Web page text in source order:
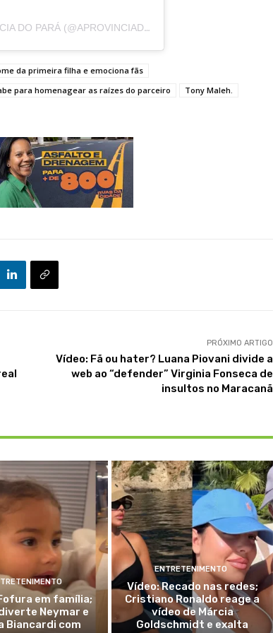
UM POST COMPARTILHADO POR A PROVÍNCIA DO PARÁ (@APROVINCIADOPARA)
da primeira filha e emociona fãs
para homenagear as raízes do parceiro
Tony Maleh.
PRÓXIMO ARTIGO
Vídeo: Fã ou hater? Luana Piovani divide a
web ao “defender” Virginia Fonseca de
insultos no Maracanã
em família;
Neymar e
Biancardi com
ENTRETENIMENTO
Vídeo: Recado nas redes;
Cristiano Ronaldo reage a
vídeo de Márcia
Goldschmidt e exalta